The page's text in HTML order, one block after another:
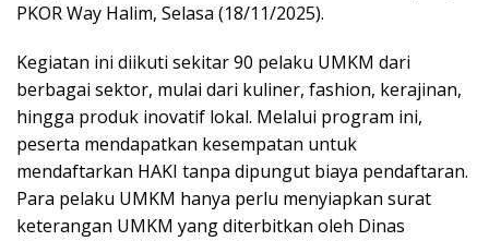
PKOR Way Halim, Selasa (18/11/2025).
Kegiatan ini diikuti sekitar 90 pelaku UMKM dari
berbagai sektor, mulai dari kuliner, fashion, kerajinan,
hingga produk inovatif lokal. Melalui program ini,
peserta mendapatkan kesempatan untuk
mendaftarkan HAKI tanpa dipungut biaya pendaftaran.
Para pelaku UMKM hanya perlu menyiapkan surat
keterangan UMKM yang diterbitkan oleh Dinas